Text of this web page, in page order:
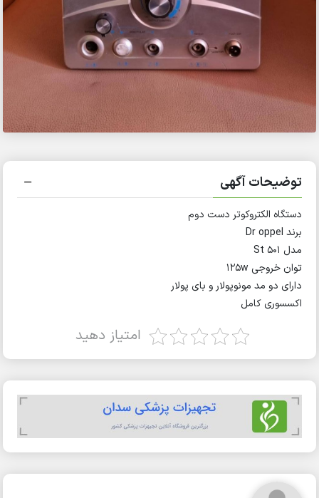
توضیحات آگهی
دستگاه الکتروکوتر دست دوم
برند Dr oppel
مدل St 501
توان خروجی ۱۲۵w
دارای دو مد مونوپولار و بای پولار
اکسسوری کامل
امتیاز دهید